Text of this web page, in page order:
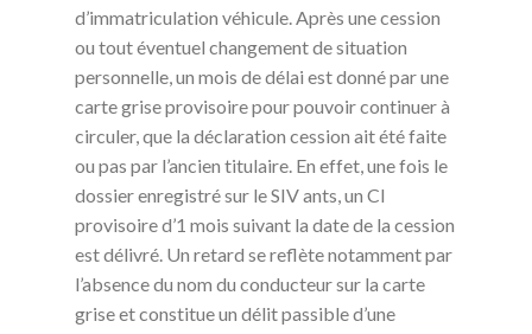
d’immatriculation véhicule. Après une cession
ou tout éventuel changement de situation
personnelle, un mois de délai est donné par une
carte grise provisoire pour pouvoir continuer à
circuler, que la déclaration cession ait été faite
ou pas par l’ancien titulaire. En effet, une fois le
dossier enregistré sur le SIV ants, un CI
provisoire d’1 mois suivant la date de la cession
est délivré. Un retard se reflète notamment par
l’absence du nom du conducteur sur la carte
grise et constitue un délit passible d’une